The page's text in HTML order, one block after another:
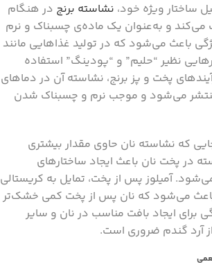
ساختار ویژه خود، نشاسته برنج در هنگام
و به‌عنوان یک ماده‌ی چسبناک و نرم
باعث می‌شود که در تولید غذاهایی مانند
نظیر “حلیم” و “پودینگ” استفاده
پخت و پز برنج، نشاسته‌ آن در دماهای
منتشر می‌شود و موجب نرم و چسبناک شدن
که نشاسته نان حاوی مقدار بیشتری
در پخت نان باعث ایجاد ساختارهای
آمیلوز پس از پخت، تمایل به کریستالی
می‌شود که نان پس از پخت کمی خشک‌تر
برای ایجاد بافت مناسب در نان و سایر
آرد گندم ضروری است.